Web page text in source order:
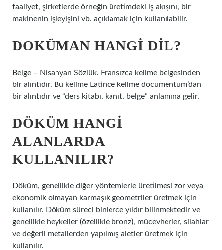
faaliyet, şirketlerde örneğin üretimdeki iş akışını, bir
makinenin işleyişini vb. açıklamak için kullanılabilir.
DOKÜMAN HANGI DIL?
Belge – Nisanyan Sözlük. Fransızca kelime belgesinden
bir alıntıdır. Bu kelime Latince kelime documentum’dan
bir alıntıdır ve “ders kitabı, kanıt, belge” anlamına gelir.
DÖKÜM HANGI
ALANLARDA
KULLANILIR?
Döküm, genellikle diğer yöntemlerle üretilmesi zor veya
ekonomik olmayan karmaşık geometriler üretmek için
kullanılır. Döküm süreci binlerce yıldır bilinmektedir ve
genellikle heykeller (özellikle bronz), mücevherler, silahlar
ve değerli metallerden yapılmış aletler üretmek için
kullanılır.